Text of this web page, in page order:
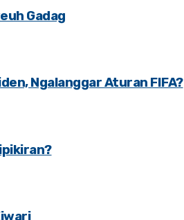
Gadag
Ngalanggar Aturan FIFA?